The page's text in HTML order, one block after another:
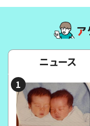
ニュース